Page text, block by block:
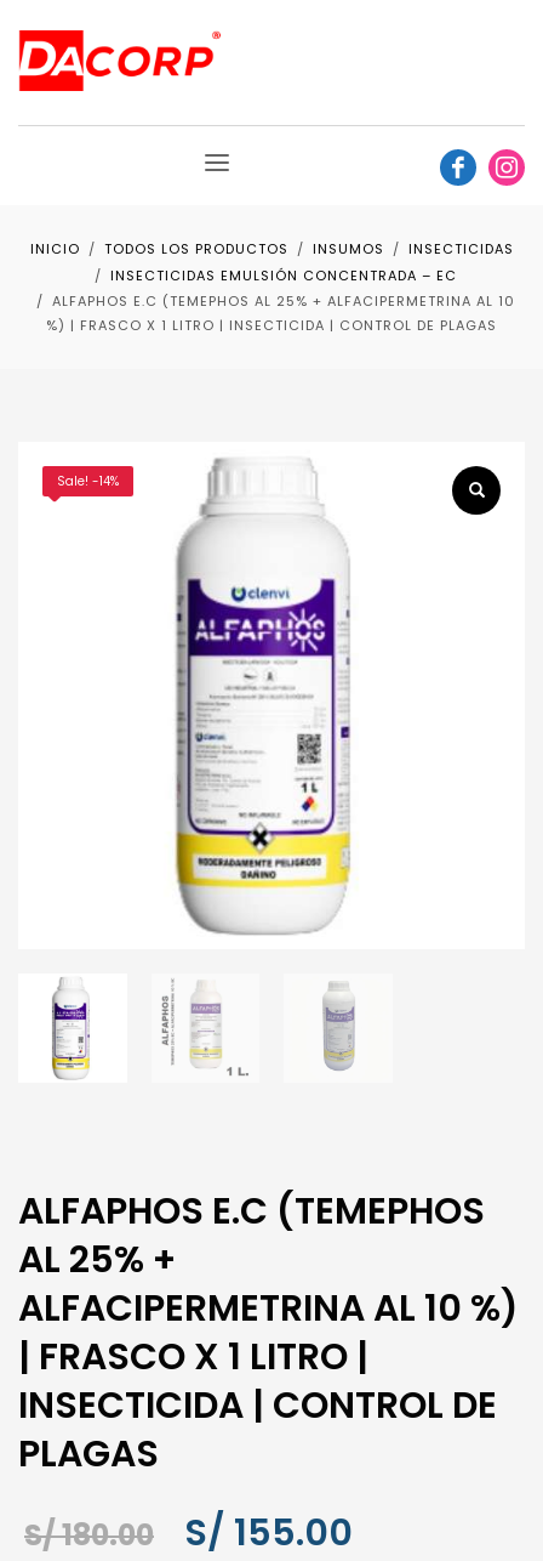
INICIO TODOS LOS PRODUCTOS INSUMOS
INSECTICIDAS
INSECTICIDAS EMULSIÓN CONCENTRADA – EC
ALFAPHOS E.C (TEMEPHOS AL 25% + ALFACIPERMETRINA AL 10
%) | FRASCO X 1 LITRO | INSECTICIDA | CONTROL DE PLAGAS
Sale! -14%
ALFAPHOS E.C (TEMEPHOS
AL 25% +
ALFACIPERMETRINA AL 10 %)
| FRASCO X 1 LITRO |
INSECTICIDA | CONTROL DE
PLAGAS
S/180.00
El
S/ 155.00